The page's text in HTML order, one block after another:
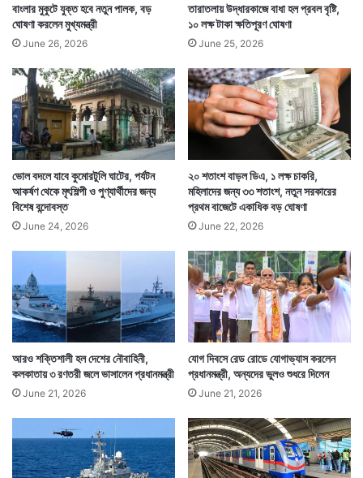
বাংলার মুকুটে যুক্ত হবে নতুন পালক, বড়
ঘোষণা করলেন মুখ্যমন্ত্রী
June 26, 2026
তারাতলায় উদ্ধারকাজে বাধা হল প্রবল বৃষ্টি,
১০ লক্ষ টাকা ক্ষতিপূরণ ঘোষণা
June 25, 2026
ভোল বদলে যাবে কুমোরটুলি ঘাটের, পর্যটন
আকর্ষণ থেকে মৃৎশিল্পী ও পুণ্যার্থীদের জন্য
বিশেষ বন্দোবস্ত
June 24, 2026
২০ শতাংশ বাড়ল ডিএ, ১ লক্ষ চাকরি,
মহিলাদের জন্য ৩৩ শতাংশ, নতুন সরকারের
প্রথম বাজেটে একাধিক বড় ঘোষণা
June 22, 2026
আরও শক্তিশালী হল দেশের নৌবাহিনী,
কলকাতায় ৩ রণতরী জলে ভাসালেন প্রধানমন্ত্রী
June 21, 2026
যোগ দিবসে রেড রোডে যোগাভ্যাস করলেন
প্রধানমন্ত্রী, অন্যদের ভুলও শুধরে দিলেন
June 21, 2026